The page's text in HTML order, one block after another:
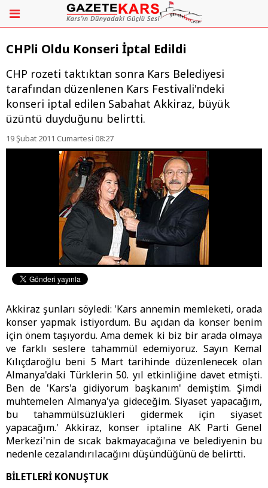
CHPli Oldu Konseri İptal Edildi
CHP rozeti taktıktan sonra Kars Belediyesi
tarafından düzenlenen Kars Festivali'ndeki
konseri iptal edilen Sabahat Akkiraz, büyük
üzüntü duyduğunu belirtti.
19 Şubat 2011 Cumartesi 08:27
Akkiraz şunları söyledi: 'Kars annemin memleketi, orada
konser yapmak istiyordum. Bu açıdan da konser benim
için önem taşıyordu. Ama demek ki biz bir arada olmaya
ve farklı seslere tahammül edemiyoruz. Sayın Kemal
Kılıçdaroğlu beni 5 Mart tarihinde düzenlenecek olan
Almanya'daki Türklerin 50. yıl etkinliğine davet etmişti.
Ben de 'Kars'a gidiyorum başkanım' demiştim. Şimdi
muhtemelen Almanya'ya gideceğim. Siyaset yapacağım,
bu tahammülsüzlükleri gidermek için siyaset
yapacağım.' Akkiraz, konser iptaline AK Parti Genel
Merkezi'nin de sıcak bakmayacağına ve belediyenin bu
nedenle cezalandırılacağını düşündüğünü de belirtti.
BİLETLERİ KONUŞTUK